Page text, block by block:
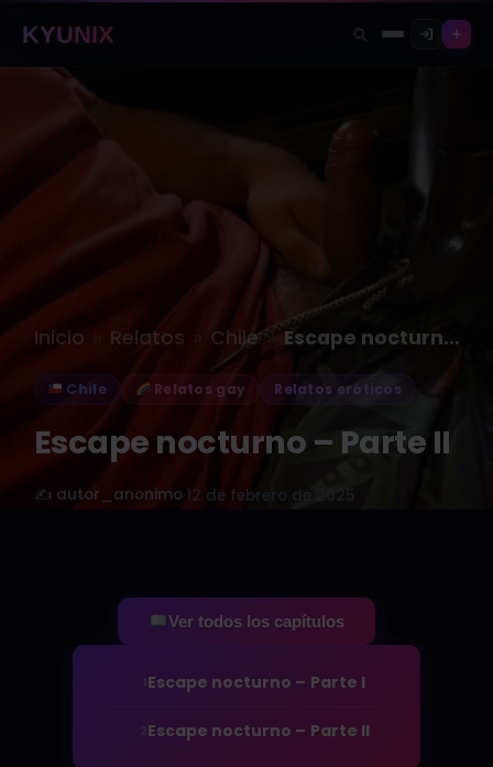
KYUNIX
Inicio Relatos Chile » Escape nocturno – Parte II
Chile Relatos gay Relatos eróticos
Escape nocturno – Parte II
✍️ autor_anonimo· 12 de febrero de 2025
Ver todos los capítulos
Escape nocturno – Parte I
Escape nocturno – Parte II